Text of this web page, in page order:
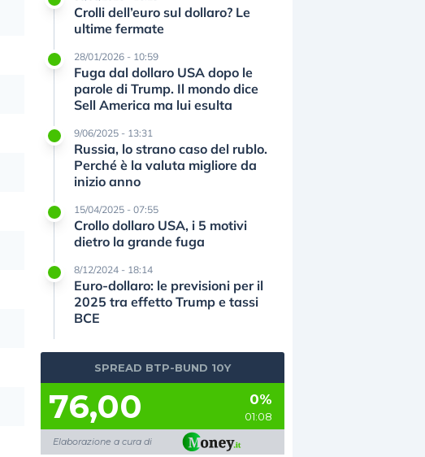
Crolli dell’euro sul dollaro? Le
ultime fermate
28/01/2026 - 10:59
Fuga dal dollaro USA dopo le
parole di Trump. Il mondo dice
Sell America ma lui esulta
9/06/2025 - 13:31
Russia, lo strano caso del rublo.
Perché è la valuta migliore da
inizio anno
15/04/2025 - 07:55
Crollo dollaro USA, i 5 motivi
dietro la grande fuga
8/12/2024 - 18:14
Euro-dollaro: le previsioni per il
2025 tra effetto Trump e tassi
BCE
SPREAD BTP-BUND 10Y
76,00 0%
01:08
Elaborazione a cura di